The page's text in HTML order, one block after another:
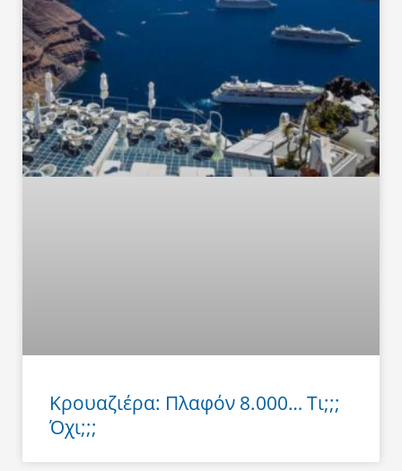
Κρουαζιέρα: Πλαφόν 8.000… Τι;;;
Όχι;;;